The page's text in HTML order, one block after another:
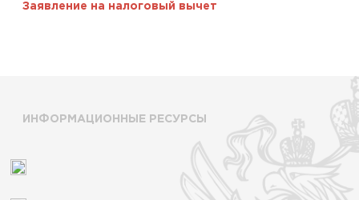
Заявление на налоговый вычет
ИНФОРМАЦИОННЫЕ РЕСУРСЫ